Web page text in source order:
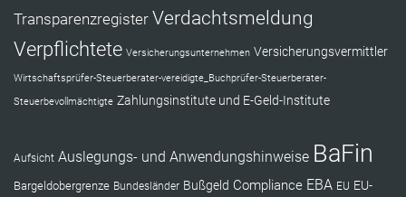
Transparenzregister Verdachtsmeldung
Verpflichtete Versicherungsunternehmen Versicherungsvermittler
Wirtschaftsprüfer-Steuerberater-vereidigte_Buchprüfer-Steuerberater-
Steuerbevollmächtigte Zahlungsinstitute und E-Geld-Institute
Aufsicht Auslegungs- und Anwendungshinweise BaFin
Bargeldobergrenze Bundesländer Bußgeld Compliance EBA EU EU-